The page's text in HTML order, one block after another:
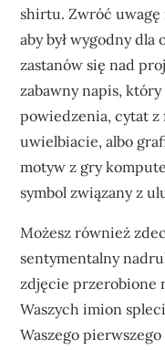
shirtu. Zwróć uwagę
aby był wygodny dla
zastanów się nad
zabawny napis,
powiedzenia, cytat
uwielbiacie, albo
motyw z gry
symbol związany z
Możesz również
sentymentalny
zdjęcie przerobione
Waszych imion
Waszego